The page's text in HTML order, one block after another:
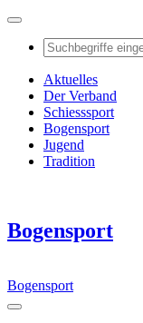
Aktuelles
Der Verband
Schiesssport
Bogensport
Jugend
Tradition
Bogensport
Bogensport